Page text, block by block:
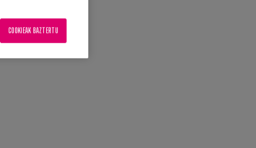
COOKIEAK BAZTERTU